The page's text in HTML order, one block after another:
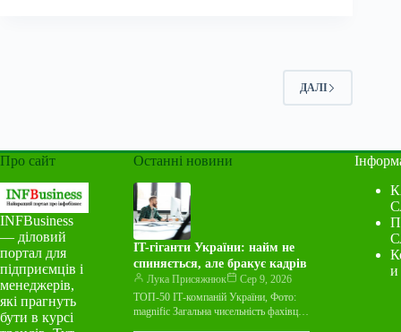
ДАЛІ
Про сайт
INFBusiness
— діловий
портал для
підприємців і
менеджерів,
які прагнуть
бути в курсі
Останні новини
IT-гіганти України: найм не
спиняється, але бракує кадрів
Лука Присяжнюк
Сер 9, 2026
ТОП-50 ІТ-компаній України, Фото:
magnific Загальна чисельність фахівців
и